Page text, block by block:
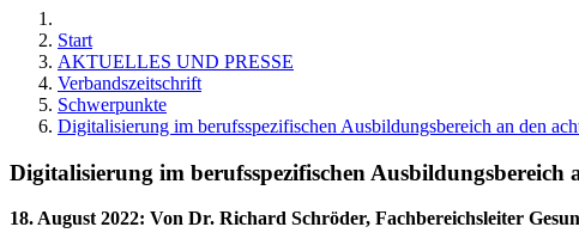
Start
AKTUELLES UND PRESSE
Verbandszeitschrift
Schwerpunkte
Digitalisierung im berufsspezifischen Ausbildungsbereich an den
Digitalisierung im berufsspezifischen Ausbildungsbereich
18. August 2022: Von Dr. Richard Schröder, Fachbereichsleiter